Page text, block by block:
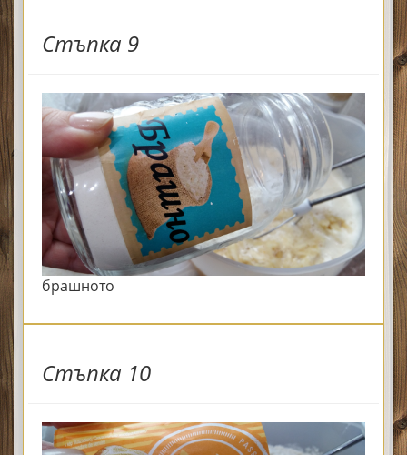
Стъпка 9
брашното
Стъпка 10